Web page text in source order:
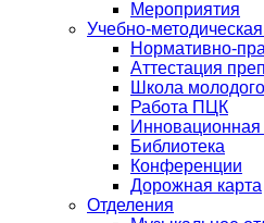
Мероприятия
Учебно-
Нормативно-
Аттестация
Школа
Работа ПЦК
Инновационная
Библиотека
Конференции
Дорожная карта
Отделения